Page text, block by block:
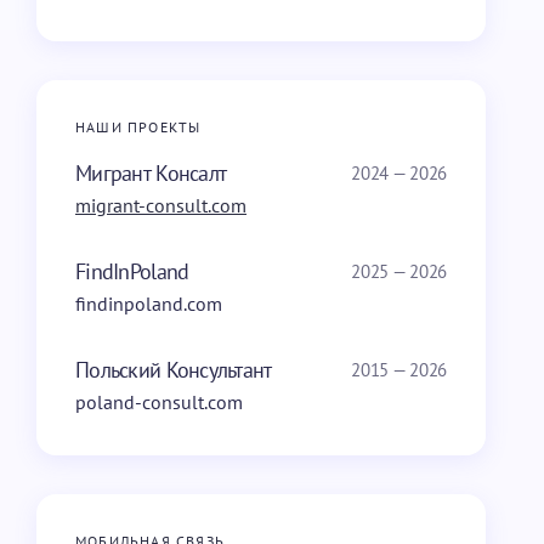
НАШИ ПРОЕКТЫ
Мигрант Консалт 2024 — 2026
migrant-consult.com
FindInPoland 2025 — 2026
findinpoland.com
Польский Консультант 2015 — 2026
poland-consult.com